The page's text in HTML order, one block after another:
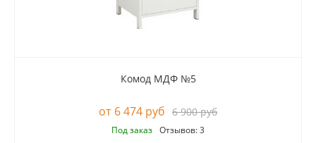
Комод МДФ №5
6 474 руб 6 900 руб
Под заказ Отзывов: 3